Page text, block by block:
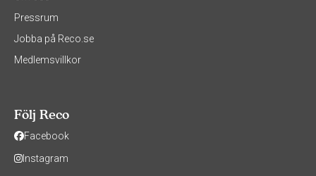
Pressrum
Jobba på Reco.se
Medlemsvillkor
Följ Reco
Facebook
Instagram